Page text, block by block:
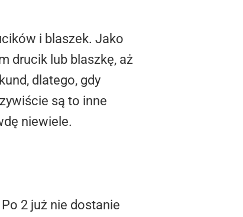
i blaszek. Jako
drucik lub blaszkę, aż
dlatego, gdy
są to inne
niewiele.
2 już nie dostanie